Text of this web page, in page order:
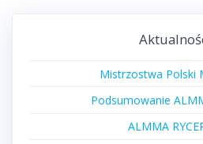
Mistrzostwa Polski
Podsumowanie
ALMMA